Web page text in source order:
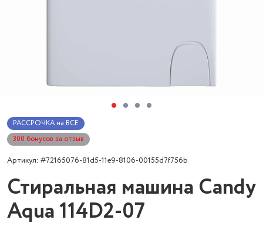
РАССРОЧКА на ВСЁ
300 бонусов за отзыв
Артикул: #72165076-81d5-11e9-8106-00155d7f756b
Стиральная машина Candy
Aqua 114D2-07